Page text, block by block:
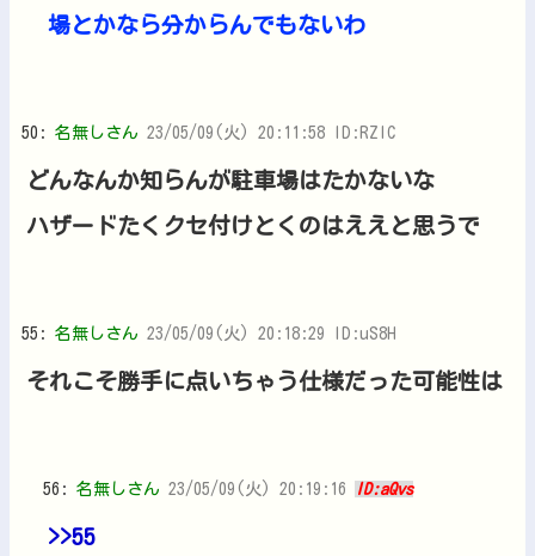
場とかなら分からんでもないわ
50: 名無しさん 23/05/09(火) 20:11:58 ID:RZIC
どんなんか知らんが駐車場はたかないな
ハザードたくクセ付けとくのはええと思うで
55: 名無しさん 23/05/09(火) 20:18:29 ID:uS8H
それこそ勝手に点いちゃう仕様だった可能性は
56: 名無しさん 23/05/09(火) 20:19:16 ID:aQvs
>>55